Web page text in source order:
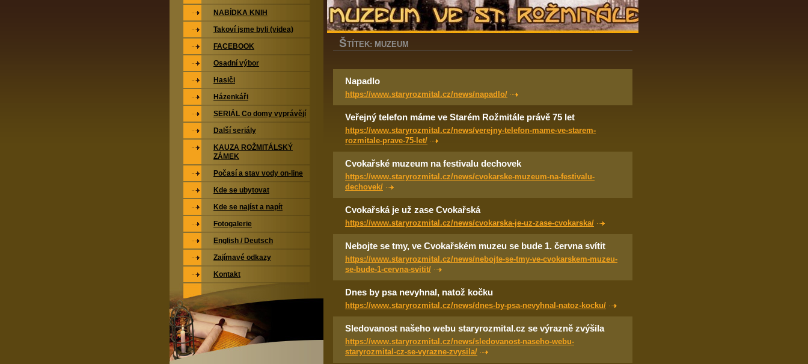
ŠTÍTEK: MUZEUM
Napadlo
https://www.staryrozmital.cz/news/napadlo/
Veřejný telefon máme ve Starém Rožmitále právě 75 let
https://www.staryrozmital.cz/news/verejny-telefon-mame-ve-starem-
rozmitale-prave-75-let/
Cvokařské muzeum na festivalu dechovek
https://www.staryrozmital.cz/news/cvokarske-muzeum-na-festivalu-
dechovek/
Cvokařská je už zase Cvokařská
https://www.staryrozmital.cz/news/cvokarska-je-uz-zase-cvokarska/
Nebojte se tmy, ve Cvokařském muzeu se bude 1. června svítit
https://www.staryrozmital.cz/news/nebojte-se-tmy-ve-cvokarskem-muzeu-
se-bude-1-cervna-svitit/
Dnes by psa nevyhnal, natož kočku
https://www.staryrozmital.cz/news/dnes-by-psa-nevyhnal-natoz-kocku/
Sledovanost našeho webu staryrozmital.cz se výrazně zvýšila
https://www.staryrozmital.cz/news/sledovanost-naseho-webu-
staryrozmital-cz-se-vyrazne-zvysila/
NABÍDKA KNIH
Takoví jsme byli (videa)
FACEBOOK
Osadní výbor
Hasiči
Házenkáři
SERIÁL Co domy vyprávějí
Další seriály
KAUZA ROŽMITÁLSKÝ
ZÁMEK
Počasí a stav vody on-line
Kde se ubytovat
Kde se najíst a napít
Fotogalerie
English / Deutsch
Zajímavé odkazy
Kontakt